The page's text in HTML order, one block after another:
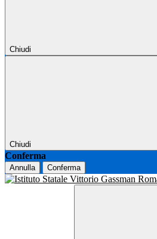
Chiudi
Chiudi
Conferma
Annulla Conferma